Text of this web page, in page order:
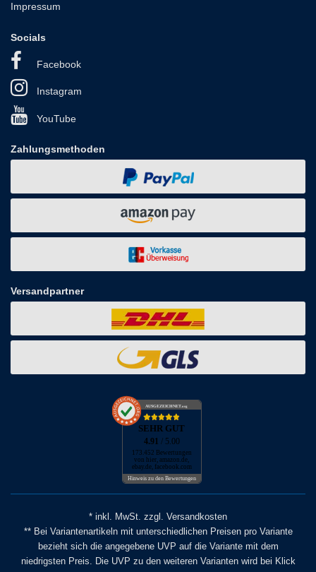
Impressum
Socials
Facebook
Instagram
YouTube
Zahlungsmethoden
Versandpartner
AUSGEZEICHNET.org
SEHR GUT
4.91 / 5.00
173.452 Bewertungen
von hier, amazon.de,
ebay.de, facebook.com
Hinweis zu den Bewertungen
* inkl. MwSt. zzgl. Versandkosten
** Bei Variantenartikeln mit unterschiedlichen Preisen pro Variante
bezieht sich die angegebene UVP auf die Variante mit dem
niedrigsten Preis. Die UVP zu den weiteren Varianten wird bei Klick